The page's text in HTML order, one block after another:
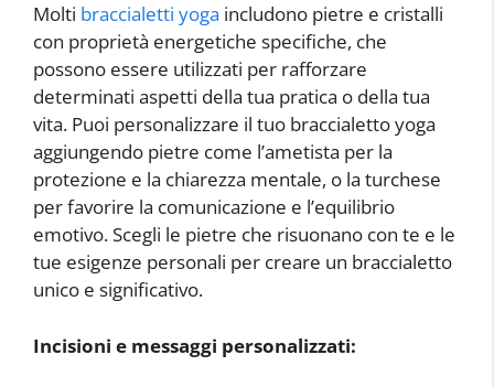
Molti braccialetti yoga includono pietre e cristalli
con proprietà energetiche specifiche, che
possono essere utilizzati per rafforzare
determinati aspetti della tua pratica o della tua
vita. Puoi personalizzare il tuo braccialetto yoga
aggiungendo pietre come l’ametista per la
protezione e la chiarezza mentale, o la turchese
per favorire la comunicazione e l’equilibrio
emotivo. Scegli le pietre che risuonano con te e le
tue esigenze personali per creare un braccialetto
unico e significativo.
Incisioni e messaggi personalizzati: